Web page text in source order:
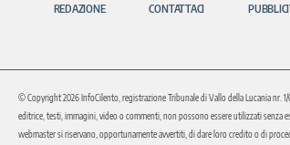
REDAZIONE CONTATTACI
© Copyright 2026 InfoCilento, registrazione Tribunale di Vallo della Lucania nr.
editrice, testi, immagini, video o commenti, non possono essere utilizzati
webmaster si riservano, opportunamente avvertiti, di dare loro credito o di